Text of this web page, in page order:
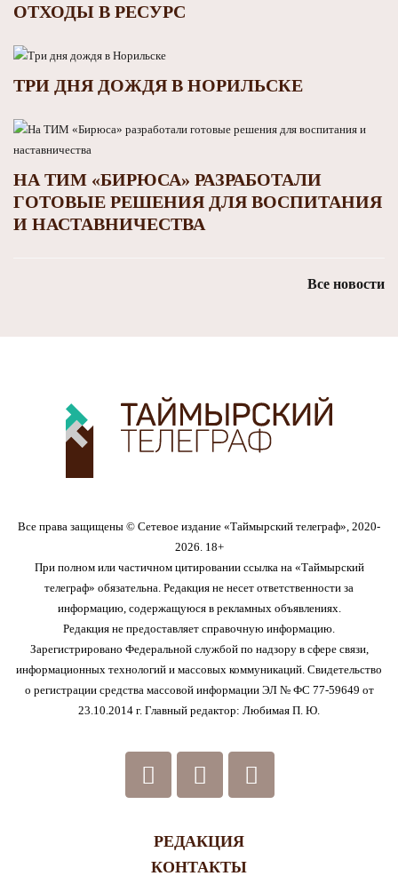
ОТХОДЫ В РЕСУРС
ТРИ ДНЯ ДОЖДЯ В НОРИЛЬСКЕ
НА ТИМ «БИРЮСА» РАЗРАБОТАЛИ
ГОТОВЫЕ РЕШЕНИЯ ДЛЯ ВОСПИТАНИЯ
И НАСТАВНИЧЕСТВА
Все новости
Все права защищены © Сетевое издание «Таймырский телеграф», 2020-
2026. 18+
При полном или частичном цитировании ссылка на «Таймырский
телеграф» обязательна. Редакция не несет ответственности за
информацию, содержащуюся в рекламных объявлениях.
Редакция не предоставляет справочную информацию.
Зарегистрировано Федеральной службой по надзору в сфере связи,
информационных технологий и массовых коммуникаций. Свидетельство
о регистрации средства массовой информации ЭЛ № ФС 77-59649 от
23.10.2014 г. Главный редактор: Любимая П. Ю.
РЕДАКЦИЯ
КОНТАКТЫ